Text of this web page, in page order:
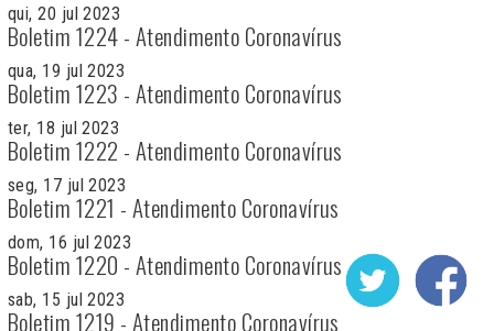
qui, 20 jul 2023
Boletim 1224 - Atendimento Coronavírus
qua, 19 jul 2023
Boletim 1223 - Atendimento Coronavírus
ter, 18 jul 2023
Boletim 1222 - Atendimento Coronavírus
seg, 17 jul 2023
Boletim 1221 - Atendimento Coronavírus
dom, 16 jul 2023
Boletim 1220 - Atendimento Coronavírus
sab, 15 jul 2023
Boletim 1219 - Atendimento Coronavírus